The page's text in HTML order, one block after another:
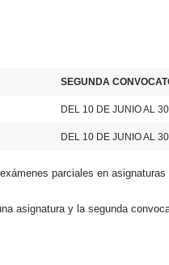
SEGUNDA
DEL 10 DE JUNIO AL
DEL 10 DE JUNIO AL
parciales en
asignatura y la segunda